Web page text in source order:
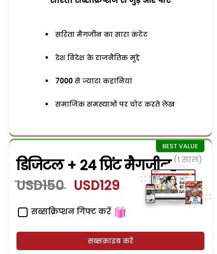
सरिता मैगजीन का सारा कंटेंट
देश विदेश के राजनैतिक मुद्दे
7000 से ज्यादा कहानियां
समाजिक समस्याओं पर चोट करते लेख
डिजिटल + 24 प्रिंट मैगजीन (1 साल)
USD150 USD129
सब्सक्रिप्शन गिफ्ट करें
सब्सक्राइब करें